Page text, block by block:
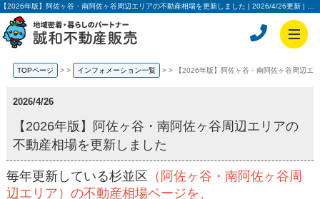
TOPページ > インフォメーション一覧 > 【2026年版】阿佐ヶ谷・南阿佐ヶ谷周辺エ
2026/4/26
【2026年版】阿佐ヶ谷・南阿佐ヶ谷周辺エリアの
不動産相場を更新しました
毎年更新している杉並区 （阿佐ヶ谷・南阿佐ヶ谷周
辺エリア）の不動産相場ページを、